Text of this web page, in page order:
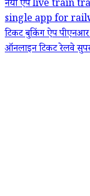
नया ऐपlive train
single app for
टिकट बुकिंग ऐप
ऑनलाइन टिकटरेलवे